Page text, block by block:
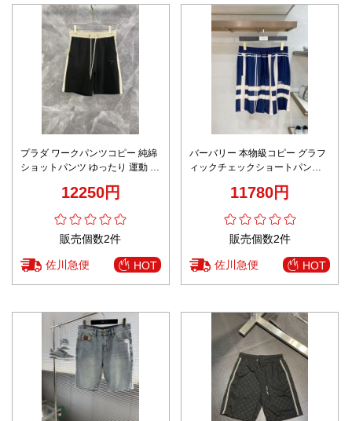
プラダ ワークパンツコピー 純綿
ショットパンツ ゆったり 運動 カ
12250円
販売個数2件
佐川急便 HOT
バーバリー 本物級コピー グラフ
ィックチェックショートパンツ
11780円
販売個数2件
佐川急便 HOT